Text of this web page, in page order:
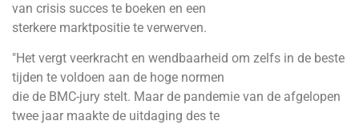
van crisis succes te boeken en een
sterkere marktpositie te verwerven.
"Het vergt veerkracht en wendbaarheid om zelfs in de beste
tijden te voldoen aan de hoge normen
die de BMC-jury stelt. Maar de pandemie van de afgelopen
twee jaar maakte de uitdaging des te